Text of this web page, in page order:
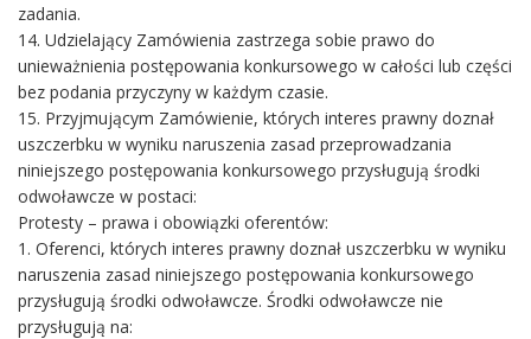
zadania.
14. Udzielający Zamówienia zastrzega sobie prawo do
unieważnienia postępowania konkursowego w całości lub części
bez podania przyczyny w każdym czasie.
15. Przyjmującym Zamówienie, których interes prawny doznał
uszczerbku w wyniku naruszenia zasad przeprowadzania
niniejszego postępowania konkursowego przysługują środki
odwoławcze w postaci:
Protesty – prawa i obowiązki oferentów:
1. Oferenci, których interes prawny doznał uszczerbku w wyniku
naruszenia zasad niniejszego postępowania konkursowego
przysługują środki odwoławcze. Środki odwoławcze nie
przysługują na: